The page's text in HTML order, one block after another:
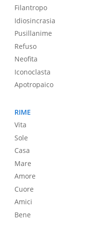
Filantropo
Idiosincrasia
Pusillanime
Refuso
Neofita
Iconoclasta
Apotropaico
RIME
Vita
Sole
Casa
Mare
Amore
Cuore
Amici
Bene